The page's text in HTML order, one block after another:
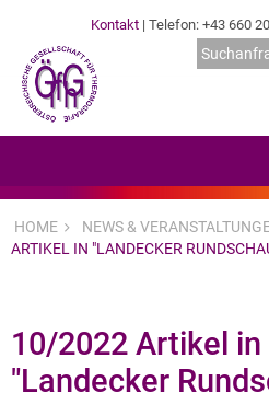
Kontakt | Telefon: +43 660
News & Veranstaltungen
Dienstleister
Hard- & Software
HOME NEWS &
ARTIKEL IN "LANDECKER
10/2022 Artikel in
"Landecker